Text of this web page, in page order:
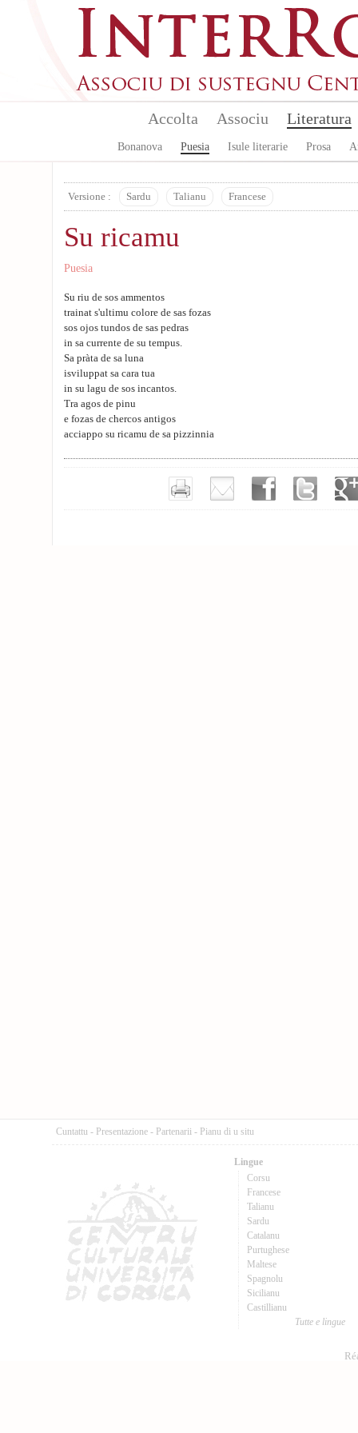
Accolta Associu Literatura
Bonanova Puesia Isule literarie Prosa
Versione : Sardu Talianu Francese
Su ricamu
Puesia
Su riu de sos ammentos
trainat s'ultimu colore de sas fozas
sos ojos tundos de sas pedras
in sa currente de su tempus.
Sa pràta de sa luna
isviluppat sa cara tua
in su lagu de sos incantos.
Tra agos de pinu
e fozas de chercos antigos
acciappo su ricamu de sa pizzinnia
Cuntattu - Presentazione - Partenarii - Pianu di u situ
Lingue
Corsu
Francese
Talianu
Sardu
Catalanu
Purtughese
Maltese
Spagnolu
Sicilianu
Castillianu
Tutte e lingue